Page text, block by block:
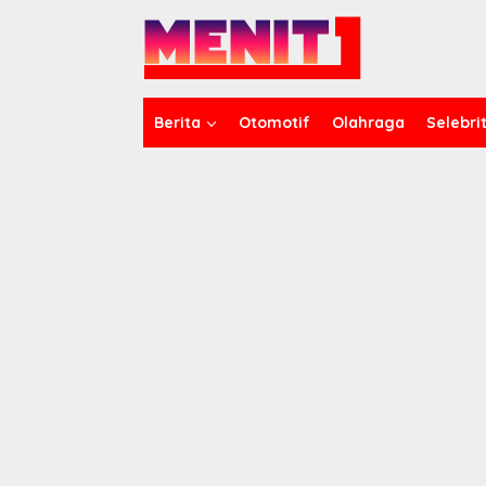
Berita Otomotif Olahraga